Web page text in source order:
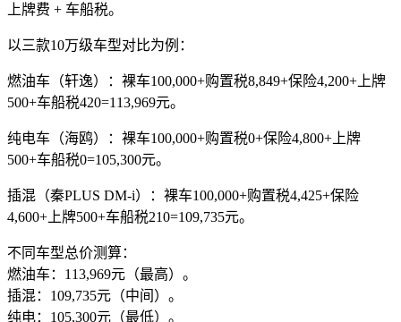
上牌费 + 车船税。
以三款10万级车型对比为例：
燃油车（轩逸）：裸车100,000+购置税8,849+保险4,200+上牌
500+车船税420=113,969元。
纯电车（海鸥）：裸车100,000+购置税0+保险4,800+上牌
500+车船税0=105,300元。
插混（秦PLUS DM-i）：裸车100,000+购置税4,425+保险
4,600+上牌500+车船税210=109,735元。
不同车型总价测算：
燃油车：113,969元（最高）。
插混：109,735元（中间）。
纯电：105,300元（最低）。